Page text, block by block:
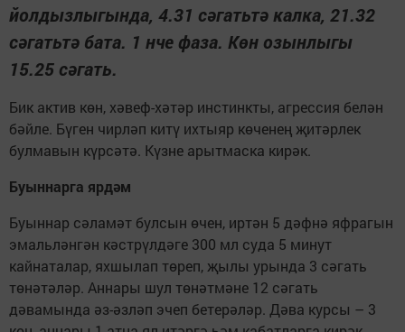
йолдызлыгында, 4.31 сәгатьтә калка, 21.32
сәгатьтә бата. 1 нче фаза. Көн озынлыгы
15.25 сәгать.
Бик актив көн, хәвеф-хәтәр инстинкты, агрессия белән
бәйле. Бүген чирләп китү ихтыяр көченең җитәрлек
булмавын күрсәтә. Күзне арытмаска кирәк.
Буыннарга ярдәм
Буыннар сәламәт булсын өчен, иртән 5 дәфнә яфрагын
эмальләнгән кәстрүлдәге 300 мл суда 5 минут
кайнаталар, яхшылап төреп, җылы урында 3 сәгать
төнәтәләр. Аннары шул төнәтмәне 12 сәгать
дәвамында әз-әзләп эчеп бетерәләр. Дәва курсы – 3